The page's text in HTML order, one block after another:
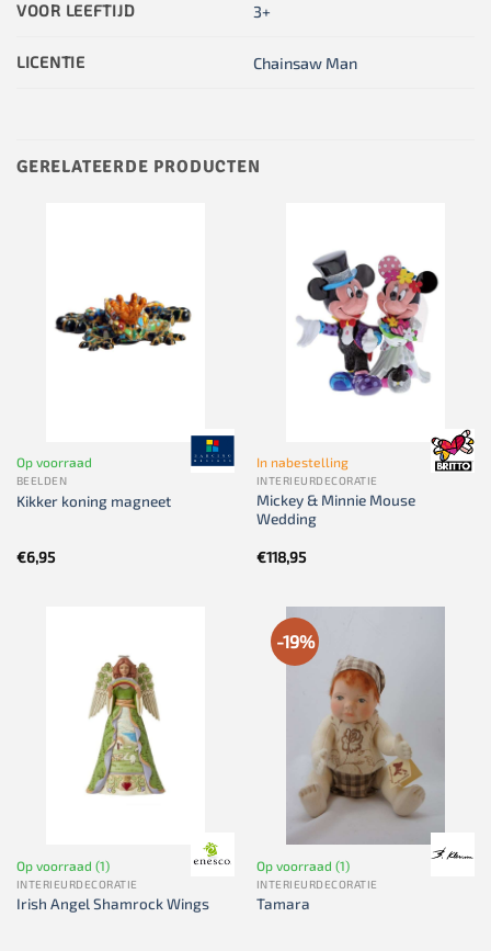
VOOR LEEFTIJD 3+
LICENTIE Chainsaw Man
GERELATEERDE PRODUCTEN
Op voorraad
BEELDEN
Kikker koning magneet
€6,95
In nabestelling
INTERIEURDECORATIE
Mickey & Minnie Mouse
Wedding
€118,95
Op voorraad (1)
INTERIEURDECORATIE
Irish Angel Shamrock Wings
-19%
Op voorraad (1)
INTERIEURDECORATIE
Tamara